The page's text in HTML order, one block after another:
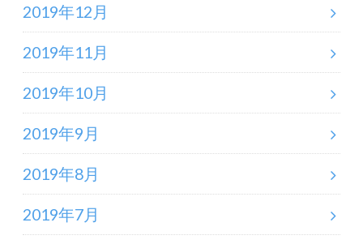
2019年12月
2019年11月
2019年10月
2019年9月
2019年8月
2019年7月